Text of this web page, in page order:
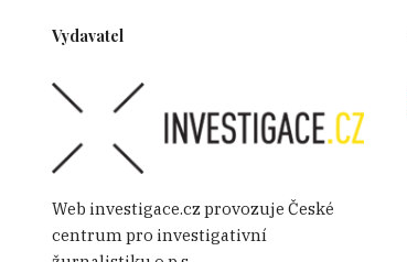
Vydavatel
Web investigace.cz provozuje České
centrum pro investigativní